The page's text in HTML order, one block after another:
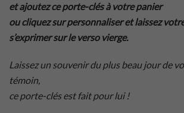
et ajoutez ce porte-clés à votre panier
ou cliquez sur personnaliser et laissez
s’exprimer sur le verso vierge.
Laissez un souvenir du plus beau jour de
témoin,
ce porte-clés est fait pour lui !